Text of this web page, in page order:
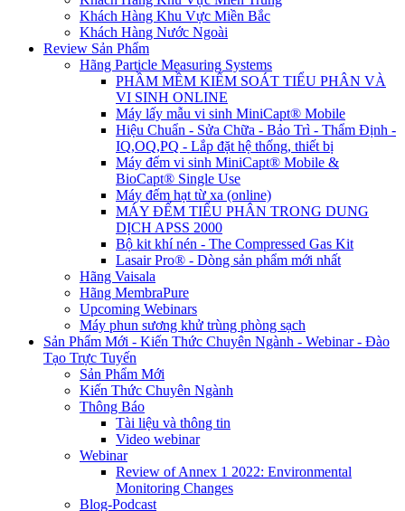
Khách Hàng Khu Vực Miền Bắc
Khách Hàng Nước Ngoài
Review Sản Phẩm
Hãng Particle Measuring Systems
PHẦM MỀM KIỂM SOÁT TIỂU PHÂN VÀ
VI SINH ONLINE
Máy lấy mẫu vi sinh MiniCapt® Mobile
Hiệu Chuẩn - Sửa Chữa - Bảo Trì - Thẩm Định -
IQ,OQ,PQ - Lắp đặt hệ thống, thiết bị
Máy đếm vi sinh MiniCapt® Mobile &
BioCapt® Single Use
Máy đếm hạt từ xa (online)
MÁY ĐẾM TIỂU PHÂN TRONG DUNG
DỊCH APSS 2000
Bộ kit khí nén - The Compressed Gas Kit
Lasair Pro® - Dòng sản phẩm mới nhất
Hãng Vaisala
Hãng MembraPure
Upcoming Webinars
Máy phun sương khử trùng phòng sạch
Sản Phẩm Mới - Kiến Thức Chuyên Ngành - Webinar - Đào
Tạo Trực Tuyến
Sản Phẩm Mới
Kiến Thức Chuyên Ngành
Thông Báo
Tài liệu và thông tin
Video webinar
Webinar
Review of Annex 1 2022: Environmental
Monitoring Changes
Blog-Podcast